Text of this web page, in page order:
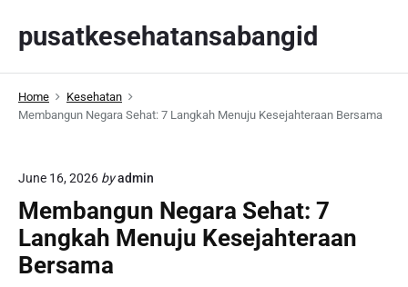
p
pusatkesehatansabangid
Home
Kesehatan
Membangun Negara Sehat: 7 Langkah Menuju Kesejahteraan Bersama
June 16, 2026 byadmin
Membangun Negara Sehat: 7
Langkah Menuju Kesejahteraan
Bersama